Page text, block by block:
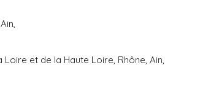
et de la Haute Loire, Rhône, Ain,